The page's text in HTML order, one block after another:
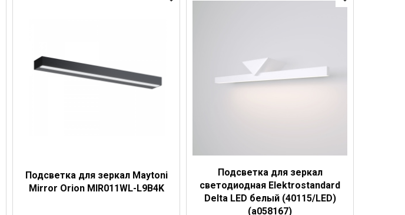
Подсветка для зеркал Maytoni
Mirror Orion MIR011WL-L9B4K
Подсветка для зеркал
светодиодная Elektrostandard
Delta LED белый (40115/LED)
(a058167)